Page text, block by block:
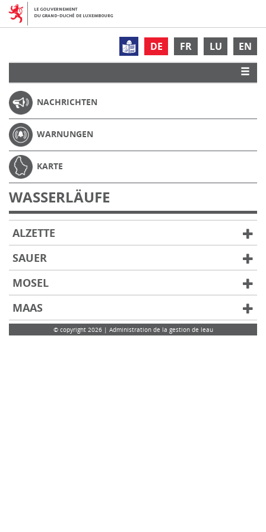
DE FR LU EN
NACHRICHTEN
WARNUNGEN
KARTE
WASSERLÄUFE
ALZETTE
SAUER
MOSEL
MAAS
© copyright 2026 | Administration de la gestion de leau